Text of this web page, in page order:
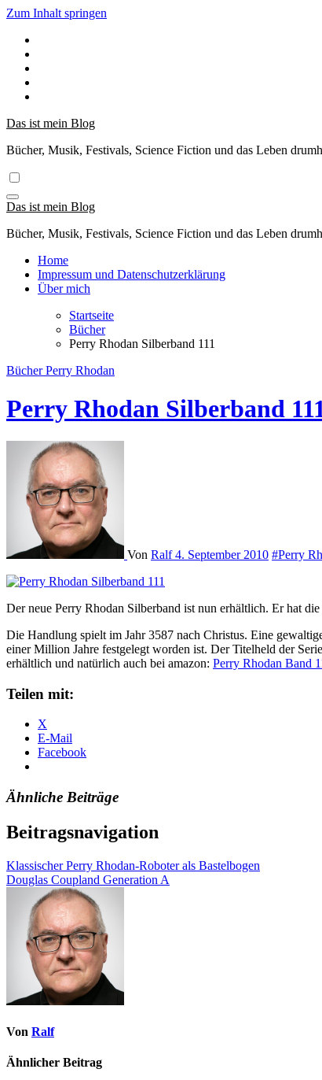
Zum Inhalt springen
Das ist mein Blog
Bücher, Musik, Festivals, Science Fiction und das Leben
Das ist mein Blog
Bücher, Musik, Festivals, Science Fiction und das Leben
Home
Impressum und Datenschutzerklärung
Über mich
Startseite
Bücher
Perry Rhodan Silberband 111
BücherPerry Rhodan
Perry Rhodan Silberband
Von Ralf4. September 2010 #Perry
Der neue Perry Rhodan Silberband ist nun erhältlich. Er hat
Die Handlung spielt im Jahr 3587 nach Christus. Eine
einer Million Jahre festgelegt worden ist. Der Titelheld der
erhältlich und natürlich auch bei amazon: Perry Rhodan Band
Teilen mit:
X
E-Mail
Facebook
Ähnliche Beiträge
Beitragsnavigation
Klassischer Perry Rhodan-Roboter als Bastelbogen
Douglas Coupland Generation A
Von Ralf
Ähnlicher Beitrag